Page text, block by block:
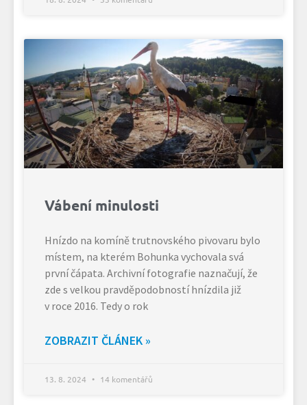
Vábení minulosti
Hnízdo na komíně trutnovského pivovaru bylo
místem, na kterém Bohunka vychovala svá
první čápata. Archivní fotografie naznačují, že
zde s velkou pravděpodobností hnízdila již
v roce 2016. Tedy o rok
ZOBRAZIT ČLÁNEK »
13. 8. 2024 14 komentářů